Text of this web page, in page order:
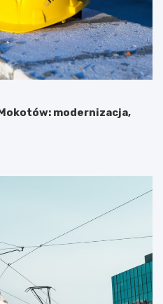
modernizacja,